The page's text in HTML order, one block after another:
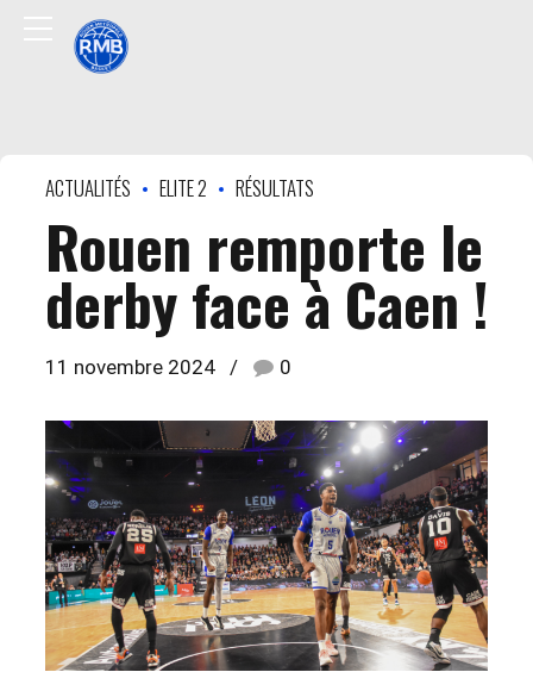
ACTUALITÉS ELITE 2 RÉSULTATS
Rouen remporte le
derby face à Caen !
11 novembre 2024 0